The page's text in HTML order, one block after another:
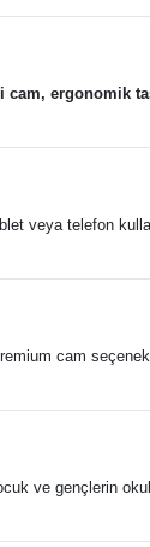
ergonomik
veya telefon
cam
ve gençlerin